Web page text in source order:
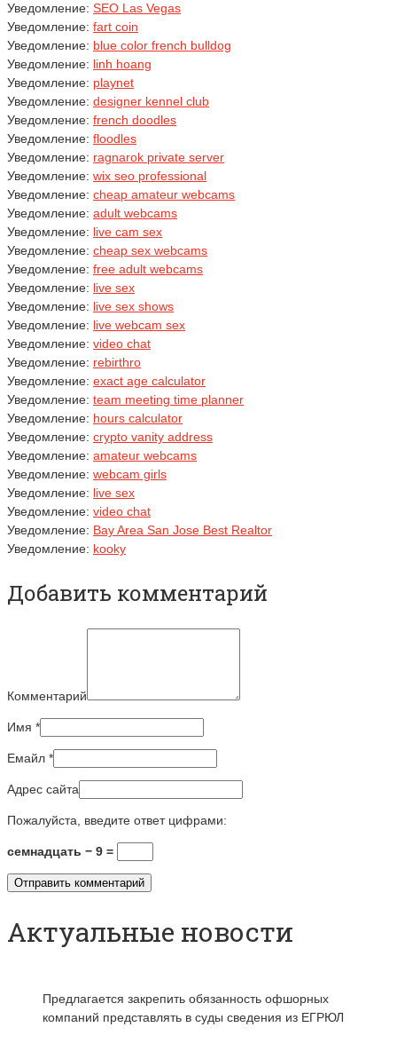
Уведомление: SEO Las Vegas
Уведомление: fart coin
Уведомление: blue color french bulldog
Уведомление: linh hoang
Уведомление: playnet
Уведомление: designer kennel club
Уведомление: french doodles
Уведомление: floodles
Уведомление: ragnarok private server
Уведомление: wix seo professional
Уведомление: cheap amateur webcams
Уведомление: adult webcams
Уведомление: live cam sex
Уведомление: cheap sex webcams
Уведомление: free adult webcams
Уведомление: live sex
Уведомление: live sex shows
Уведомление: live webcam sex
Уведомление: video chat
Уведомление: rebirthro
Уведомление: exact age calculator
Уведомление: team meeting time planner
Уведомление: hours calculator
Уведомление: crypto vanity address
Уведомление: amateur webcams
Уведомление: webcam girls
Уведомление: live sex
Уведомление: video chat
Уведомление: Bay Area San Jose Best Realtor
Уведомление: kooky
Добавить комментарий
Комментарий
Имя *
Емайл *
Адрес сайта
Пожалуйста, введите ответ цифрами:
семнадцать − 9 =
Актуальные новости
Предлагается закрепить обязанность офшорных
компаний представлять в суды сведения из ЕГРЮЛ